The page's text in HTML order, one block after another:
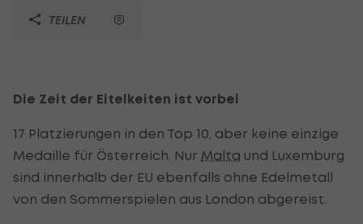
TEILEN
Die Zeit der Eitelkeiten ist vorbei
17 Platzierungen in den Top 10, aber keine einzige
Medaille für Österreich. Nur Malta und Luxemburg
sind innerhalb der EU ebenfalls ohne Edelmetall
von den Sommerspielen aus London abgereist.